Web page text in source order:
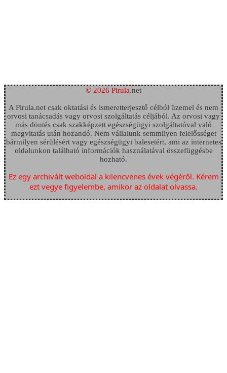
© 2026 Pirula.net
A Pirula.net csak oktatási és ismeretterjesztő célból üzemel és nem
orvosi tanácsadás vagy orvosi szolgáltatás céljából. Az orvosi vagy
más döntés csak szakképzett egészségügyi szolgáltatóval való
megvitatás után hozandó. Nem vállalunk semmilyen felelősséget
bármilyen sérülésért vagy egészségügyi balesetért, ami az internetes
oldalunkon található információk használatával összefüggésbe
hozható.
Ez egy archivált weboldal a kilencvenes évek végéről. Kérem
ezt vegye figyelembe, amikor az oldalat olvassa.